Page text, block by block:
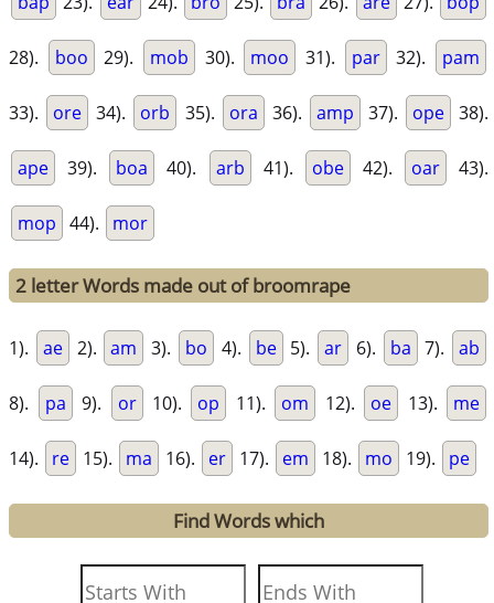
28). boo 29). mob 30). moo 31). par 32). pam
33). ore 34). orb 35). ora 36). amp 37). ope 38).
ape 39). boa 40). arb 41). obe 42). oar 43).
mop 44). mor
2 letter Words made out of broomrape
1). ae 2). am 3). bo 4). be 5). ar 6). ba 7). ab
8). pa 9). or 10). op 11). om 12). oe 13). me
14). re 15). ma 16). er 17). em 18). mo 19). pe
Find Words which